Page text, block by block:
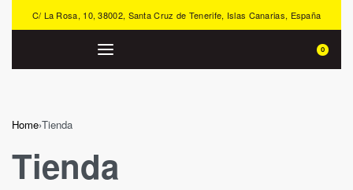
C/ La Rosa, 10, 38002, Santa Cruz de Tenerife, Islas Canarias, España
0
Home›Tienda
Tienda